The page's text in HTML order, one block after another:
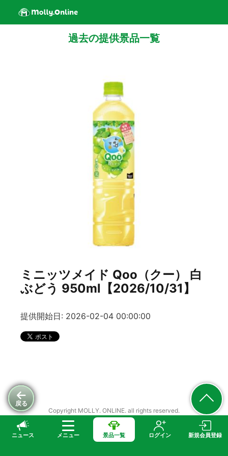
ニュース メニュー 景品一覧 ログイン 新規会員登録
戻る
過去の提供景品一覧
ミニッツメイド Qoo（クー） 白
ぶどう 950ml【2026/10/31】
提供開始日: 2026-02-04 00:00:00
Copyright MOLLY. ONLINE. all rights reserved.